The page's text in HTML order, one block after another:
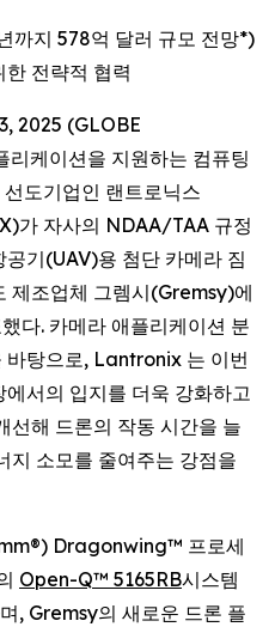
까지 578억 달러 규모 전망*)
전략적 협력
2025 (GLOBE
케이션을 지원하는 컴퓨팅
도기업인 랜트로닉스
가 자사의 NDAA/TAA 규정
기(UAV)용 첨단 카메라 짐
제조업체 그렘시(Gremsy)에
다. 카메라 애플리케이션 분
바탕으로, Lantronix 는 이번
서의 입지를 더욱 강화하고
선해 드론의 작동 시간을 늘
지 소모를 줄여주는 강점을
Dragonwing™ 프로세
Open-Q™ 5165RB시스템
, Gremsy의 새로운 드론 플